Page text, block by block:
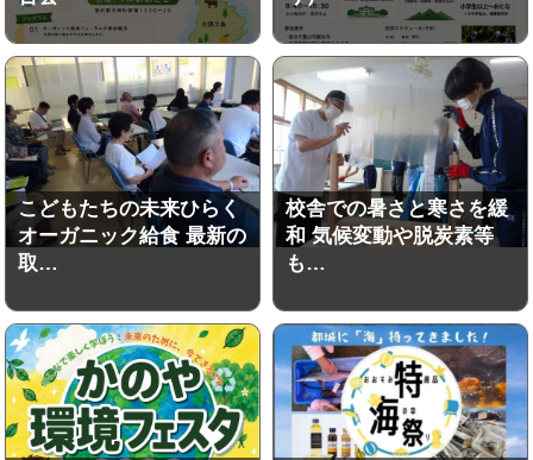
こどもたちの未来ひらく
オーガニック給食 最新の
取…
校舎での暑さと寒さを緩
和 気候変動や脱炭素等
も…